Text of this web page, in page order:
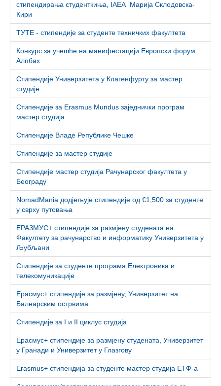
стипендирања студенткиња, IAEA Марија Склодовска-
Кири
ТУТЕ - стипендије за студенте техничких факултета
Конкурс за учешће на манифестацији Европски форум
Алпбах
Стипендије Универзитета у Клагенфурту за мастер
студије
Стипендије за Erasmus Mundus заједнички програм
мастер студија
Стипендије Владе Републике Чешке
Стипендије за мастер студије
Стипендије мастер студија Рачунарског факултета у
Београду
NomadMania додјељује стипендије од €1,500 за студенте
у сврху путовања
ЕРАЗМУС+ стипендијe за размјену студената на
Факултету за рачунарство и информатику Универзитета у
Љубљани
Стипендије за студенте програма Електроника и
телекомуникације
Ерасмус+ стипендије за размјену, Универзитет на
Балеарским острвима
Стипендије за I и II циклус студија
Ерасмус+ стипендије за размјену студената, Универзитет
у Гранади и Универзитет у Глазгову
Erasmus+ стипендија за студенте мастер студија ЕТФ-а